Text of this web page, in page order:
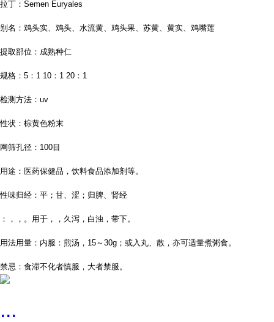
拉丁： Semen Euryales
别名：鸡头实、鸡头、水流黄、鸡头果、苏黄、黄实、鸡嘴莲
提取部位：成熟种仁
规格： 5 ： 1 10 ： 1 20 ： 1
检测方法： uv
性状：棕黄色粉末
网筛孔径： 100目
用途：医药保健品，饮料食品添加剂等。
性味归经：平；甘、涩；归脾、肾经
：，，。用于，，久泻，白浊，带下。
用法用量：内服：煎汤， 15～30g ；或入丸、散，亦可适量煮粥食。
禁忌：食滞不化者慎服，大者禁服。
...